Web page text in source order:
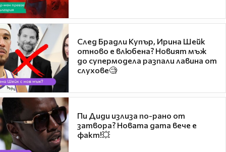
След Брадли Купър, Ирина Шейк
отново е влюбена? Новият мъж
до супермодела разпали лавина от
слухове🧐
Пи Диди излиза по-рано от
затвора? Новата дата вече е
факт!💥